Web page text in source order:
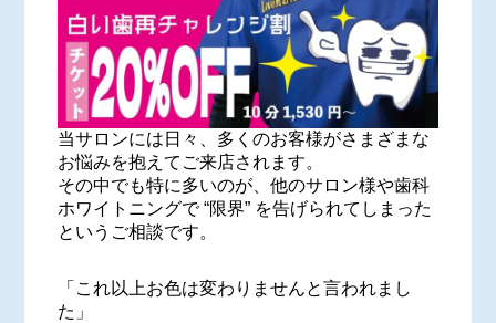
当サロンには日々、多くのお客様がさまざまな
お悩みを抱えてご来店されます。
その中でも特に多いのが、他のサロン様や歯科
ホワイトニングで “限界” を告げられてしまった
というご相談です。
「これ以上お色は変わりませんと言われまし
た」